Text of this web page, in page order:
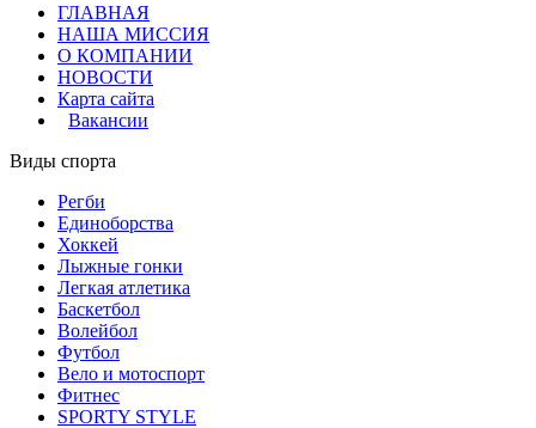
ГЛАВНАЯ
НАША МИССИЯ
О КОМПАНИИ
НОВОСТИ
Карта сайта
Вакансии
Виды спорта
Регби
Единоборства
Хоккей
Лыжные гонки
Легкая атлетика
Баскетбол
Волейбол
Футбол
Вело и мотоспорт
Фитнес
SPORTY STYLE